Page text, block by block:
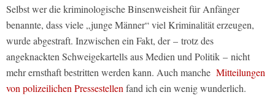
Selbst wer die kriminologische Binsenweisheit für Anfänger
benannte, dass viele „junge Männer“ viel Kriminalität erzeugen,
wurde abgestraft. Inzwischen ein Fakt, der – trotz des
angeknackten Schweigekartells aus Medien und Politik – nicht
mehr ernsthaft bestritten werden kann. Auch manche Mitteilungen
von polizeilichen Pressestellen fand ich ein wenig wunderlich.